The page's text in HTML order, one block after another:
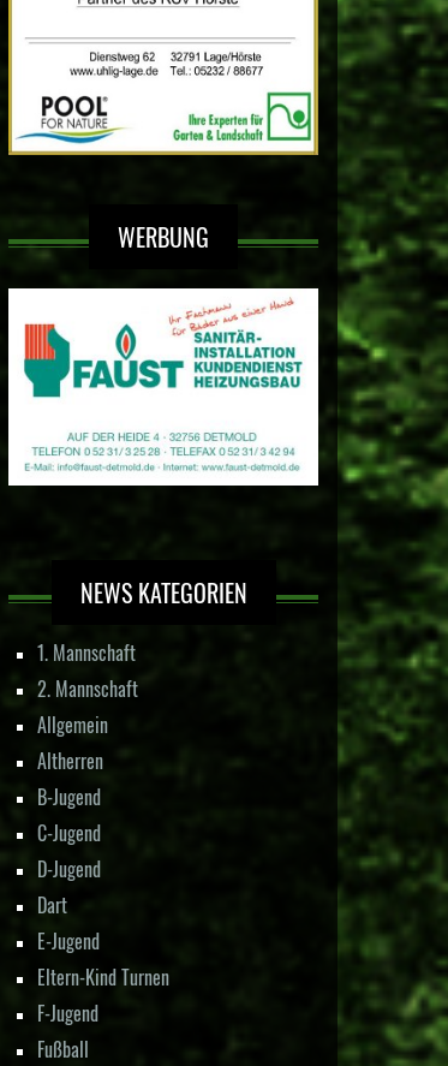
WERBUNG
NEWS KATEGORIEN
1. Mannschaft
2. Mannschaft
Allgemein
Altherren
B-Jugend
C-Jugend
D-Jugend
Dart
E-Jugend
Eltern-Kind Turnen
F-Jugend
Fußball